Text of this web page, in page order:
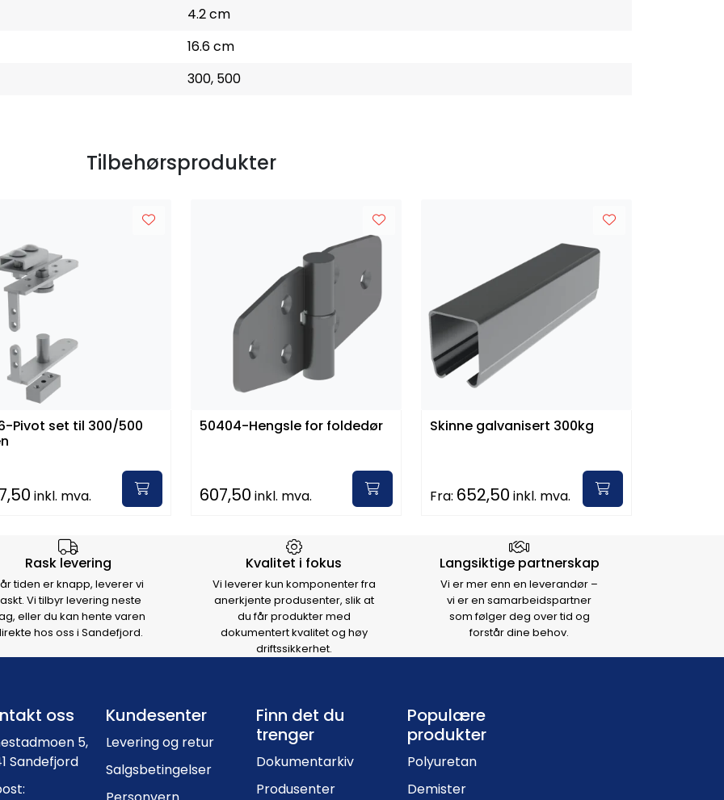
4.2 cm
16.6 cm
300, 500
Tilbehørsprodukter
Pivot set til 300/500
inkl. mva.
50404-Hengsle for foldedør
607,50 inkl. mva.
Skinne galvanisert 300kg
Fra: 652,50 inkl. mva.
Rask levering
tiden er knapp, leverer vi
Vi tilbyr levering neste
eller du kan hente varen
hos oss i Sandefjord.
Kvalitet i fokus
Vi leverer kun komponenter fra
anerkjente produsenter, slik at
du får produkter med
dokumentert kvalitet og høy
driftssikkerhet.
Langsiktige partnerskap
Vi er mer enn en leverandør –
vi er en samarbeidspartner
som følger deg over tid og
forstår dine behov.
Footer navigation
oss
5,
Sandefjord
Kundesenter
Levering og retur
Salgsbetingelser
Finn det du
trenger
Dokumentarkiv
Produsenter
Populære
produkter
Polyuretan
Demister